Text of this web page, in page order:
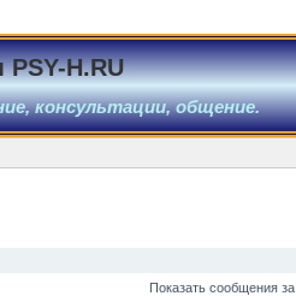
H.RU
консультации, общение.
Показать сообщения за